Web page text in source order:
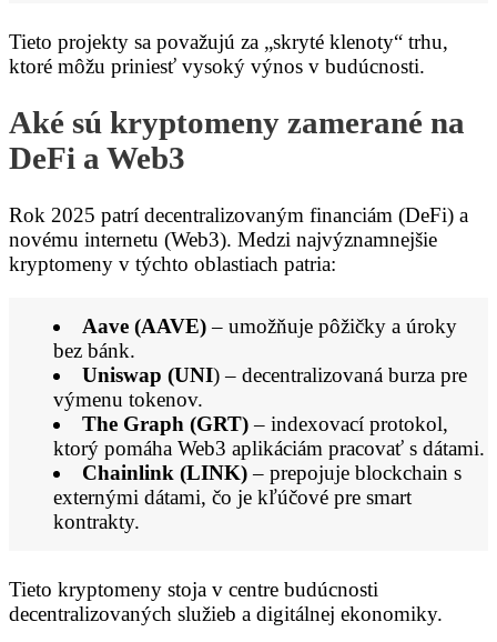
Tieto projekty sa považujú za „skryté klenoty“ trhu,
ktoré môžu priniesť vysoký výnos v budúcnosti.
Aké sú kryptomeny zamerané na
DeFi a Web3
Rok 2025 patrí decentralizovaným financiám (DeFi) a
novému internetu (Web3). Medzi najvýznamnejšie
kryptomeny v týchto oblastiach patria:
Aave (AAVE)– umožňuje pôžičky a úroky
bez bánk.
Uniswap (UNI) – decentralizovaná burza pre
výmenu tokenov.
The Graph (GRT)– indexovací protokol,
ktorý pomáha Web3 aplikáciám pracovať s dátami.
Chainlink (LINK)– prepojuje blockchain s
externými dátami, čo je kľúčové pre smart
kontrakty.
Tieto kryptomeny stoja v centre budúcnosti
decentralizovaných služieb a digitálnej ekonomiky.